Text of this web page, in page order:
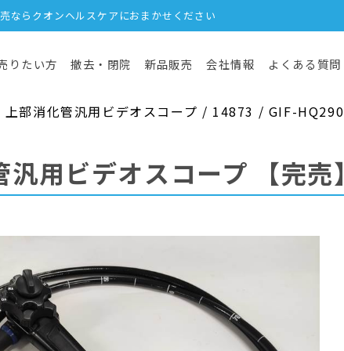
ならクオンヘルスケアにおまかせください
りたい方 撤去・閉院 新品販売 会社情報 よくある質問
上部消化管汎用ビデオスコープ / 14873 / GIF-HQ290
汎用ビデオスコープ 【完売】